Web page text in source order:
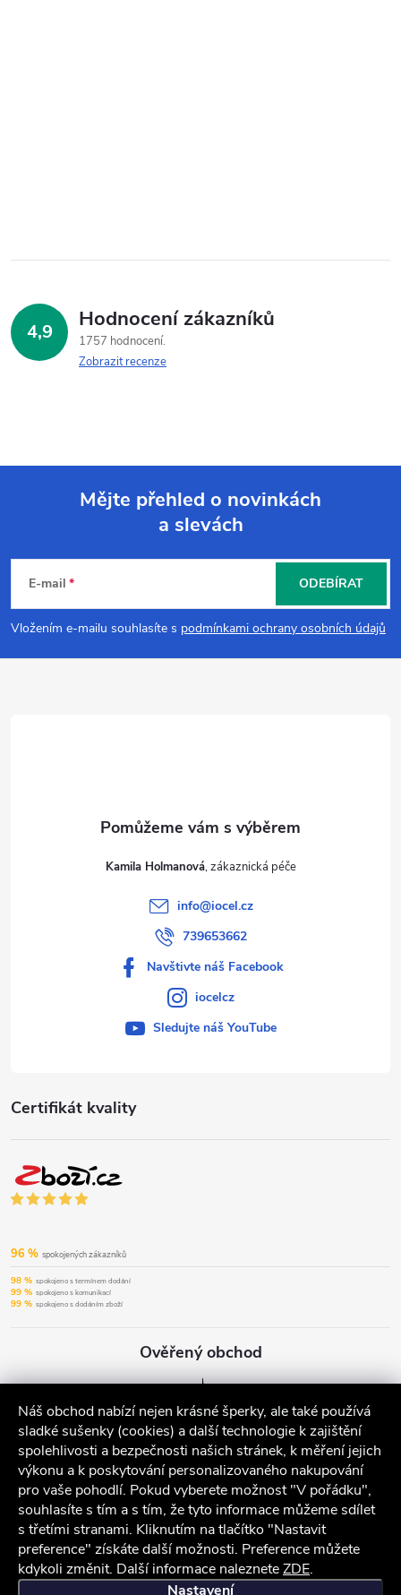
Náš obchod nabízí nejen krásné šperky, ale také používá
sladké sušenky (cookies) a další technologie k zajištění
spolehlivosti a bezpečnosti našich stránek, k měření jejich
výkonu a k poskytování personalizovaného nakupování
pro vaše pohodlí. Pokud vyberete možnost "V pořádku",
souhlasíte s tím a s tím, že tyto informace můžeme sdílet
s třetími stranami. Kliknutím na tlačítko "Nastavit
preference" získáte další možnosti. Preference můžete
kdykoli změnit. Další informace nalezneteZDE.
Nastavení
4,9 Hodnocení zákazníků
1757 hodnocení
Zobrazit recenze
p
a
Mějte přehled o novinkách
a slevách
E-mail
Vložením e-mailu souhlasíte s podmínkami ochrany osobních údajů
ODEBÍRAT
Certifikát kvality
96 % spokojených zákazníků
98 % spokojeno s termínem dodání
99 % spokojeno s komunikací
99 % spokojeno s dodáním zboží
Ověřený obchod
Kamila Holmanová
info@iocel.cz
739653662
Navštivte náš Facebook
iocelcz
Sledujte náš YouTube
iocel.cz Obchodní podmínky Ochrana osobních údajů